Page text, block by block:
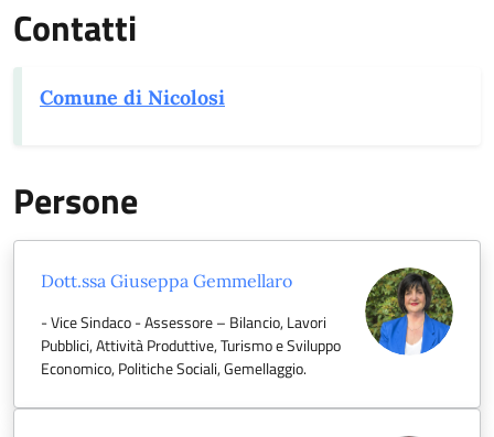
Contatti
Comune di Nicolosi
Persone
Dott.ssa Giuseppa Gemmellaro
- Vice Sindaco - Assessore – Bilancio, Lavori
Pubblici, Attività Produttive, Turismo e Sviluppo
Economico, Politiche Sociali, Gemellaggio.